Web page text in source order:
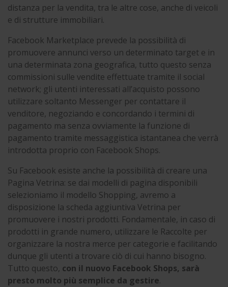
distanza per la vendita, tra le altre cose, anche di veicoli
e di strutture immobiliari.
Facebook Marketplace prevede la possibilità di
promuovere annunci verso un determinato target e in
una determinata zona geografica, tutto questo senza
commissioni sulle vendite effettuate tramite il social
network; gli utenti interessati all’acquisto possono
utilizzare soltanto Messenger per contattare il
venditore, negoziando e concordando i termini di
pagamento ma senza ovviamente la funzione di
pagamento tramite messaggistica istantanea che verrà
introdotta proprio con Facebook Shops.
Su Facebook esiste anche la possibilità di creare una
Pagina Vetrina: se dai modelli di pagina disponibili
selezioniamo il modello Shopping, avremo a
disposizione la scheda aggiuntiva Vetrina per
promuovere i nostri prodotti. Fondamentale, in caso di
prodotti in grande numero, utilizzare le Raccolte per
organizzare la nostra merce per categorie e facilitando
dunque gli utenti a trovare ciò di cui hanno bisogno.
Tutto questo, con il nuovo Facebook Shops, sarà
presto molto più semplice da gestire.